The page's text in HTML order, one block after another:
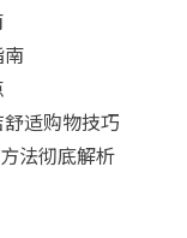
适购物技巧
法彻底解析